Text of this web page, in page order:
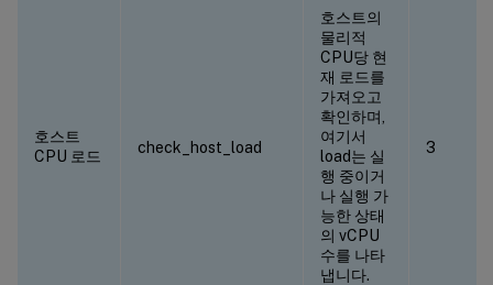
호스트
CPU 로드
check_host_load
호스트의
물리적
CPU당 현
재 로드를
가져오고
확인하며,
여기서
load는 실
행 중이거
나 실행 가
능한 상태
의 vCPU
수를 나타
냅니다.
3